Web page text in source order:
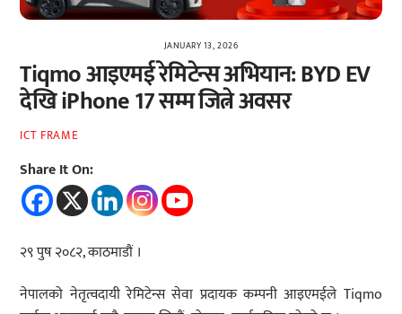
JANUARY 13, 2026
Tiqmo आइएमई रेमिटेन्स अभियान: BYD EV
देखि iPhone 17 सम्म जित्ने अवसर
ICT FRAME
Share It On:
२९ पुष २०८२, काठमाडौं ।
नेपालको नेतृत्वदायी रेमिटेन्स सेवा प्रदायक कम्पनी आइएमईले Tiqmo